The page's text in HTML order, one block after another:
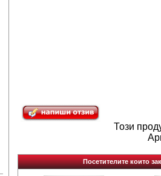
Този
Посетителите които